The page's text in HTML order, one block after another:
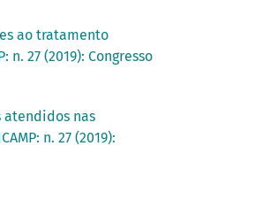
ao tratamento
27 (2019): Congresso
atendidos nas
n. 27 (2019):